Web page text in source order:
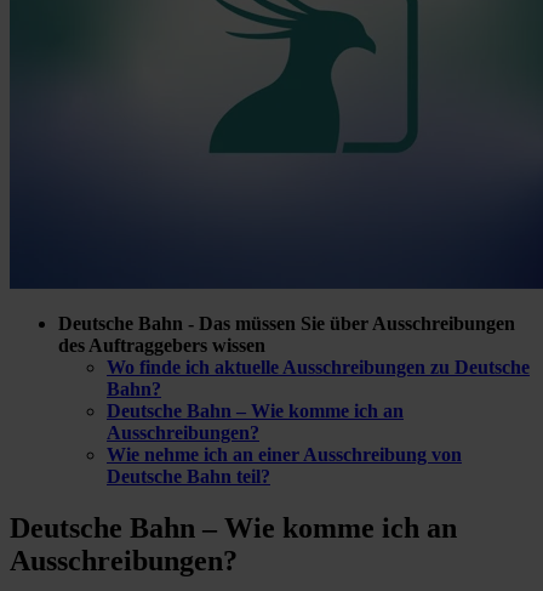
Deutsche Bahn - Das müssen Sie über Ausschreibungen
des Auftraggebers wissen
Wo finde ich aktuelle Ausschreibungen zu Deutsche
Bahn?
Deutsche Bahn – Wie komme ich an
Ausschreibungen?
Wie nehme ich an einer Ausschreibung von
Deutsche Bahn teil?
Deutsche Bahn – Wie komme ich an
Ausschreibungen?